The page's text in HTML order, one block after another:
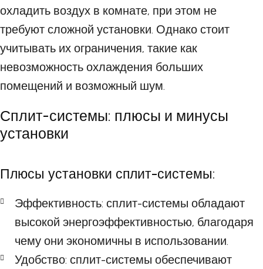
охладить воздух в комнате, при этом не
требуют сложной установки. Однако стоит
учитывать их ограничения, такие как
невозможность охлаждения больших
помещений и возможный шум.
Сплит-системы: плюсы и минусы
установки
Плюсы установки сплит-системы:
Эффективность: сплит-системы обладают
высокой энергоэффективностью, благодаря
чему они экономичны в использовании.
Удобство: сплит-системы обеспечивают